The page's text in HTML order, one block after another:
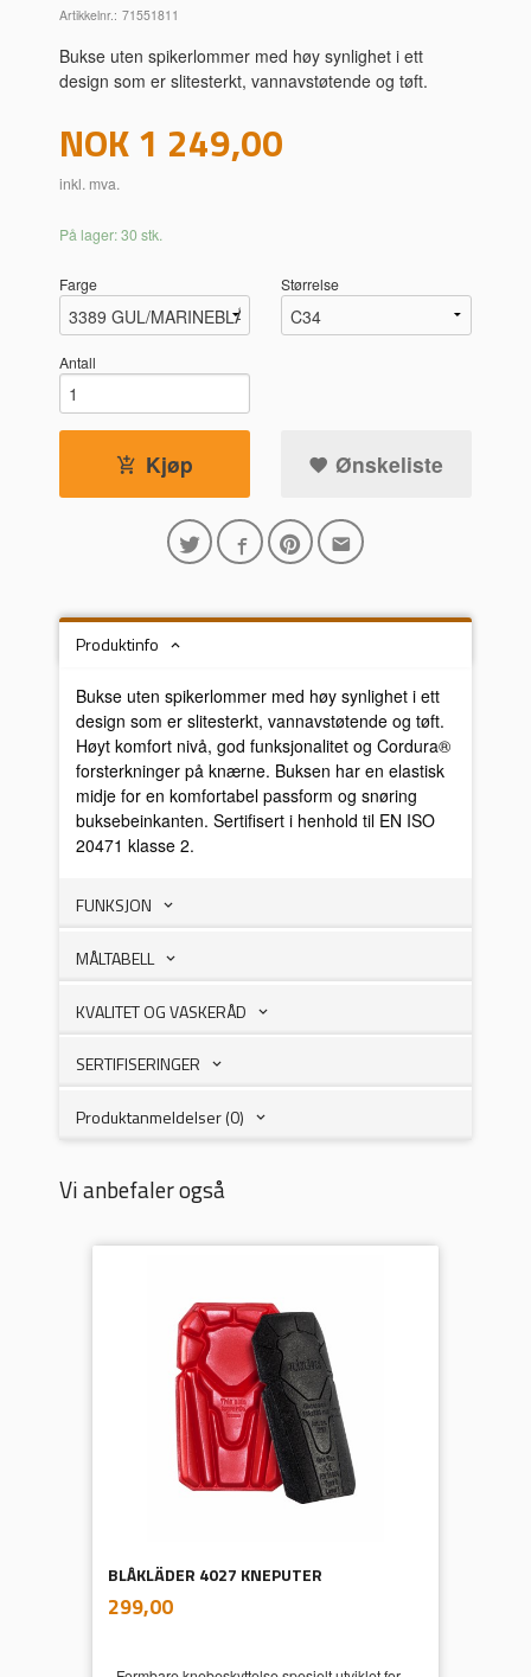
Artikkelnr.: 71551811
Bukse uten spikerlommer med høy synlighet i ett
design som er slitesterkt, vannavstøtende og tøft.
Pris
NOK1 249,00
inkl. mva.
På lager: 30 stk.
Farge Størrelse
Antall
Kjøp Ønskeliste
Produktinfo
Bukse uten spikerlommer med høy synlighet i ett
design som er slitesterkt, vannavstøtende og tøft.
Høyt komfort nivå, god funksjonalitet og Cordura®
forsterkninger på knærne. Buksen har en elastisk
midje for en komfortabel passform og snøring
buksebeinkanten. Sertifisert i henhold til EN ISO
20471 klasse 2.
FUNKSJON
MÅLTABELL
KVALITET OG VASKERÅD
SERTIFISERINGER
Produktanmeldelser (0)
Vi anbefaler også
BLÅKLÄDER 4027 KNEPUTER
Pris
299,00mva.